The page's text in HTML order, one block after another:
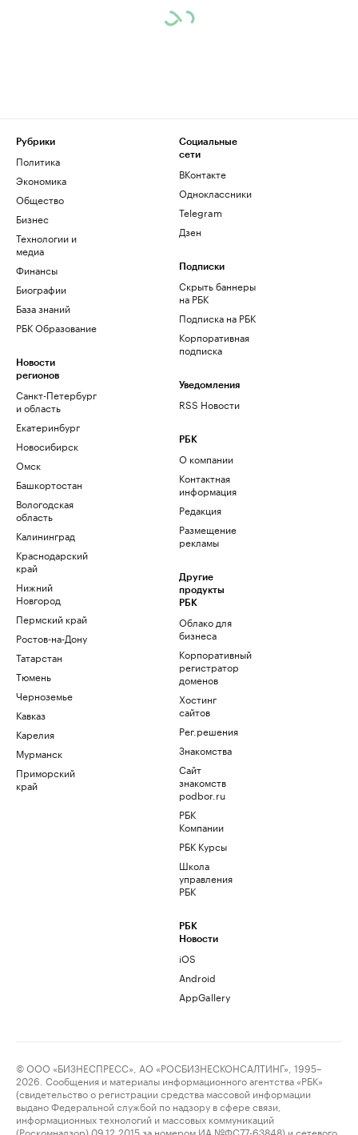
Рубрики
Политика
Экономика
Общество
Бизнес
Технологии и
медиа
Финансы
Биографии
База знаний
РБК Образование
Новости
регионов
Санкт-Петербург
и область
Екатеринбург
Новосибирск
Омск
Башкортостан
Вологодская
область
Калининград
Краснодарский
край
Нижний
Новгород
Пермский край
Ростов-на-Дону
Татарстан
Тюмень
Черноземье
Кавказ
Карелия
Мурманск
Приморский
край
Социальные
сети
ВКонтакте
Одноклассники
Telegram
Дзен
Подписки
Скрыть баннеры
на РБК
Подписка на РБК
Корпоративная
подписка
Уведомления
RSS Новости
РБК
О компании
Контактная
информация
Редакция
Размещение
рекламы
Другие
продукты
РБК
Облако для
бизнеса
Корпоративный
регистратор
доменов
Хостинг
сайтов
Рег.решения
Знакомства
Сайт
знакомств
podbor.ru
РБК
Компании
РБК Курсы
Школа
управления
РБК
РБК
Новости
iOS
Android
AppGallery
© ООО «БИЗНЕСПРЕСС», АО «РОСБИЗНЕСКОНСАЛТИНГ», 1995–
2026. Сообщения и материалы информационного агентства «РБК»
(свидетельство о регистрации средства массовой информации
выдано Федеральной службой по надзору в сфере связи,
информационных технологий и массовых коммуникаций
(Роскомнадзор) 09.12.2015 за номером ИА №ФС77-63848) и сетевого